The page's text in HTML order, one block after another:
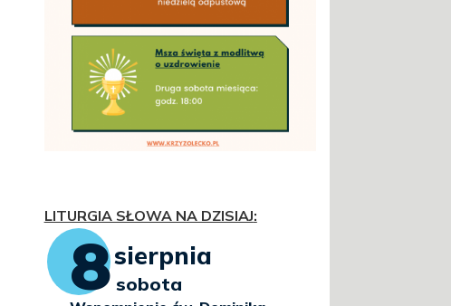
LITURGIA SŁOWA NA DZISIAJ: